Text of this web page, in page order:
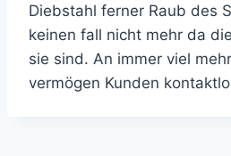
Diebstahl ferner Raub des
keinen fall nicht mehr da
sie sind. An immer viel
vermögen Kunden